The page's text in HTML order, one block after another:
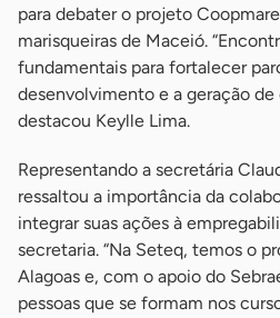
para debater o projeto
marisqueiras de Maceió.
fundamentais para fortalecer
desenvolvimento e a geração de
destacou Keylle Lima.
Representando a secretária
ressaltou a importância da
integrar suas ações à
secretaria. “Na Seteq, temos o
Alagoas e, com o apoio do
pessoas que se formam nos